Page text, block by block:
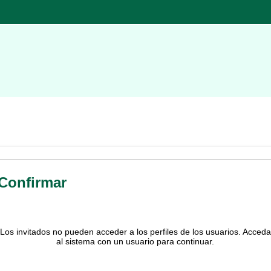
Los invitados no pueden acceder a los perfiles de los usuarios. Acceda
al sistema con un usuario para continuar.